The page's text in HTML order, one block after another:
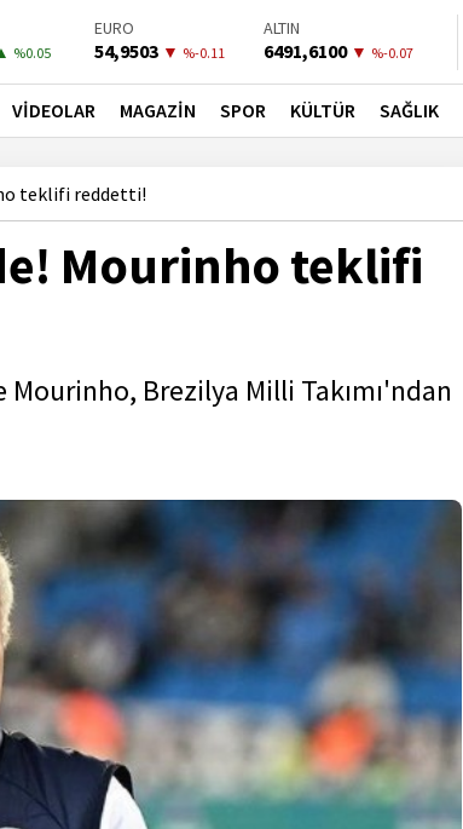
%0.05
EURO
54,9503 ▼ %-0.11
ALTIN
6491,6100 ▼ %-0.07
▲ %0.7
PETROL
81,6600▲ %3.5
BONO
41,5300 ▼ %-0.02
VİDEOLAR MAGAZİN SPOR KÜLTÜR SAĞLIK
teklifi reddetti!
Mourinho teklifi
Brezilya Milli Takımı'ndan